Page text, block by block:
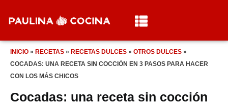
INICIO » RECETAS » RECETAS DULCES » OTROS DULCES »
COCADAS: UNA RECETA SIN COCCIÓN EN 3 PASOS PARA HACER
CON LOS MÁS CHICOS
Cocadas: una receta sin cocción